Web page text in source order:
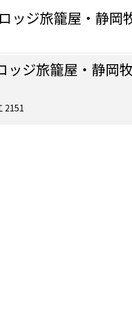
ッジ旅籠屋・静岡
ッジ旅籠屋・静岡
2151